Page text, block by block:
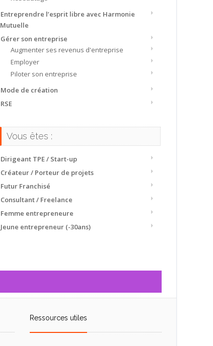
Entreprendre l’esprit libre avec Harmonie
Mutuelle
Gérer son entreprise
Augmenter ses revenus d'entreprise
Employer
Piloter son entreprise
Mode de création
RSE
Vous êtes :
Dirigeant TPE / Start-up
Créateur / Porteur de projets
Futur Franchisé
Consultant / Freelance
Femme entrepreneure
Jeune entrepreneur (-30ans)
Ressources utiles